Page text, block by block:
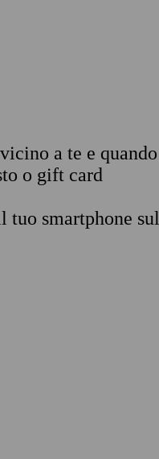
a te e quando
o gift card
tuo smartphone sul